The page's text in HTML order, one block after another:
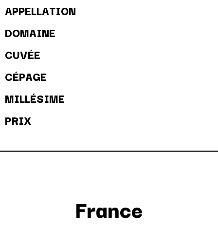
APPELLATION
DOMAINE
CUVÉE
CÉPAGE
MILLÉSIME
PRIX
France